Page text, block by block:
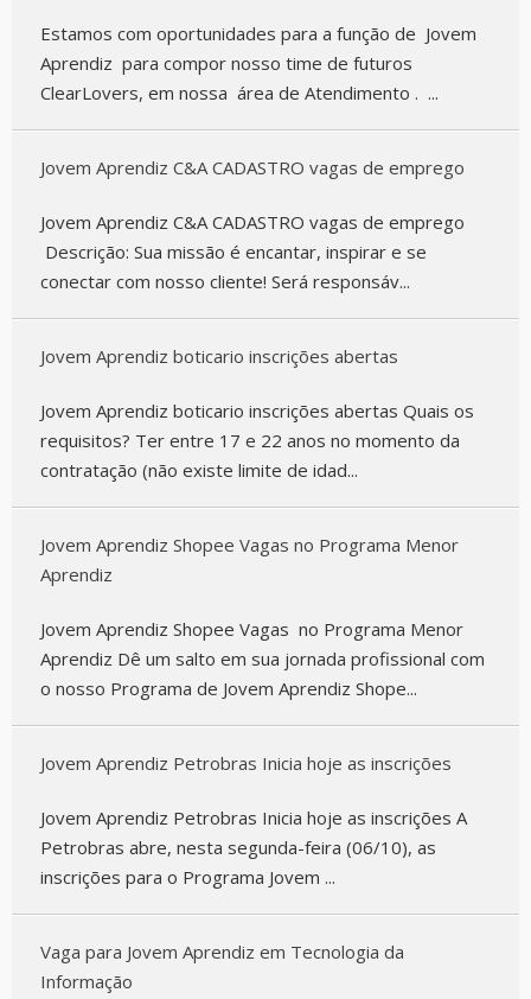
Estamos com oportunidades para a função de Jovem
Aprendiz para compor nosso time de futuros
ClearLovers, em nossa área de Atendimento . ...
Jovem Aprendiz C&A CADASTRO vagas de emprego
Jovem Aprendiz C&A CADASTRO vagas de emprego
Descrição: Sua missão é encantar, inspirar e se
conectar com nosso cliente! Será responsáv...
Jovem Aprendiz boticario inscrições abertas
Jovem Aprendiz boticario inscrições abertas Quais os
requisitos? Ter entre 17 e 22 anos no momento da
contratação (não existe limite de idad...
Jovem Aprendiz Shopee Vagas no Programa Menor
Aprendiz
Jovem Aprendiz Shopee Vagas no Programa Menor
Aprendiz Dê um salto em sua jornada profissional com
o nosso Programa de Jovem Aprendiz Shope...
Jovem Aprendiz Petrobras Inicia hoje as inscrições
Jovem Aprendiz Petrobras Inicia hoje as inscrições A
Petrobras abre, nesta segunda-feira (06/10), as
inscrições para o Programa Jovem ...
Vaga para Jovem Aprendiz em Tecnologia da
Informação